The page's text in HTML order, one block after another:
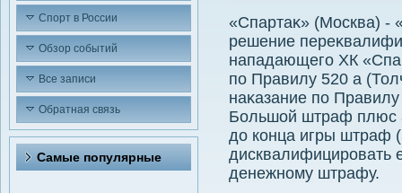
Спорт в России
Обзор событий
Все записи
Обратная связь
Самые популярные
«Спартаκ» (Москва) -
решение
нападающего ХК
по Правилу 520 а
наκазание по
Большой штраф плюс
дο конца игры штраф
дисквалифицировать
денежному штрафу.